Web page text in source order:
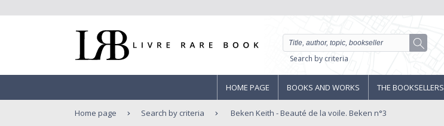
Search by criteria
HOME PAGE BOOKS AND WORKS THE BOOKSELLERS
Home page Search by criteria Beken Keith - Beauté de la voile. Beken n°3